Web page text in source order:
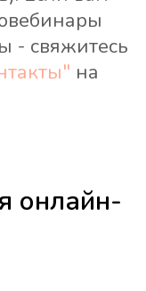
- свяжитесь
на
онлайн-